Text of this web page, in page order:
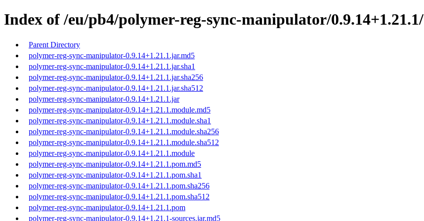
Index of /eu/pb4/polymer-reg-sync-manipulator/0.9.14+1.21.1/
Parent Directory
polymer-reg-sync-manipulator-0.9.14+1.21.1.jar.md5
polymer-reg-sync-manipulator-0.9.14+1.21.1.jar.sha1
polymer-reg-sync-manipulator-0.9.14+1.21.1.jar.sha256
polymer-reg-sync-manipulator-0.9.14+1.21.1.jar.sha512
polymer-reg-sync-manipulator-0.9.14+1.21.1.jar
polymer-reg-sync-manipulator-0.9.14+1.21.1.module.md5
polymer-reg-sync-manipulator-0.9.14+1.21.1.module.sha1
polymer-reg-sync-manipulator-0.9.14+1.21.1.module.sha256
polymer-reg-sync-manipulator-0.9.14+1.21.1.module.sha512
polymer-reg-sync-manipulator-0.9.14+1.21.1.module
polymer-reg-sync-manipulator-0.9.14+1.21.1.pom.md5
polymer-reg-sync-manipulator-0.9.14+1.21.1.pom.sha1
polymer-reg-sync-manipulator-0.9.14+1.21.1.pom.sha256
polymer-reg-sync-manipulator-0.9.14+1.21.1.pom.sha512
polymer-reg-sync-manipulator-0.9.14+1.21.1.pom
polymer-reg-sync-manipulator-0.9.14+1.21.1-sources.jar.md5